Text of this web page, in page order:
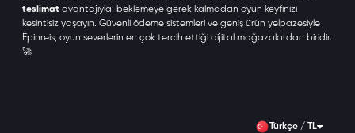
teslimat avantajıyla, beklemeye gerek kalmadan oyun keyfinizi
kesintisiz yaşayın. Güvenli ödeme sistemleri ve geniş ürün yelpazesiyle
Epinreis, oyun severlerin en çok tercih ettiği dijital mağazalardan biridir.
🚀
Türkçe / TL